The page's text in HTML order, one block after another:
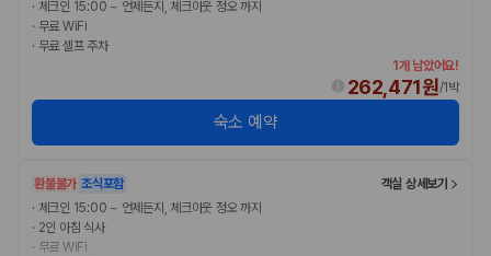
· 체크인 15:00 ~ 언제든지, 체크아웃 정오 까지
· 무료 WiFi
· 무료 셀프 주차
1개 남았어요!
262,471원/1박
숙소 예약
환불불가 조식포함
객실 상세보기
· 체크인 15:00 ~ 언제든지, 체크아웃 정오 까지
· 2인 아침 식사
· 무료 WiFi